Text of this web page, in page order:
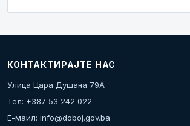
КОНТАКТИРАЈТЕ НАС
Улица Цара Душана 79А
Тел: +387 53 242 022
Е-маил: info@doboj.gov.ba